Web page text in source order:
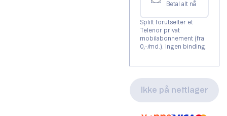
Betal alt nå
Splitt forutsetter et
Telenor privat
mobilabonnement (fra
0,-/md.). Ingen binding.
Ikke på nettlager